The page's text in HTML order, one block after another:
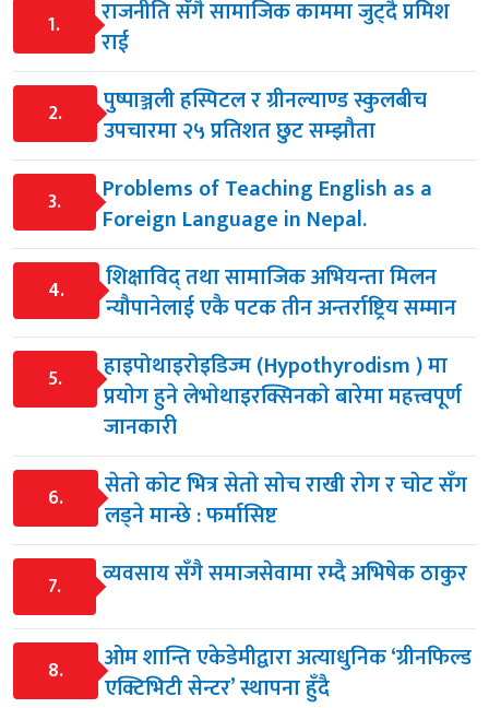
1.
राजनीति सँगै सामाजिक काममा जुट्दै प्रमिश
राई
2.
पुष्पाञ्जली हस्पिटल र ग्रीनल्याण्ड स्कुलबीच
उपचारमा २५ प्रतिशत छुट सम्झौता
3.
Problems of Teaching English as a
Foreign Language in Nepal.
4.
शिक्षाविद् तथा सामाजिक अभियन्ता मिलन
न्यौपानेलाई एकै पटक तीन अन्तर्राष्ट्रिय सम्मान
5.
हाइपोथाइरोइडिज्म (Hypothyrodism ) मा
प्रयाेग हुने लेभाेथाइरक्सिनकाे बारेमा महत्त्वपूर्ण
जानकारी
6.
सेताे काेट भित्र सेताे साेच राखी राेग र चाेट सँग
लड्ने मान्छे : फर्मासिष्ट
7. व्यवसाय सँगै समाजसेवामा रम्दै अभिषेक ठाकुर
8.
ओम शान्ति एकेडेमीद्वारा अत्याधुनिक ‘ग्रीनफिल्ड
एक्टिभिटी सेन्टर’ स्थापना हुँदै